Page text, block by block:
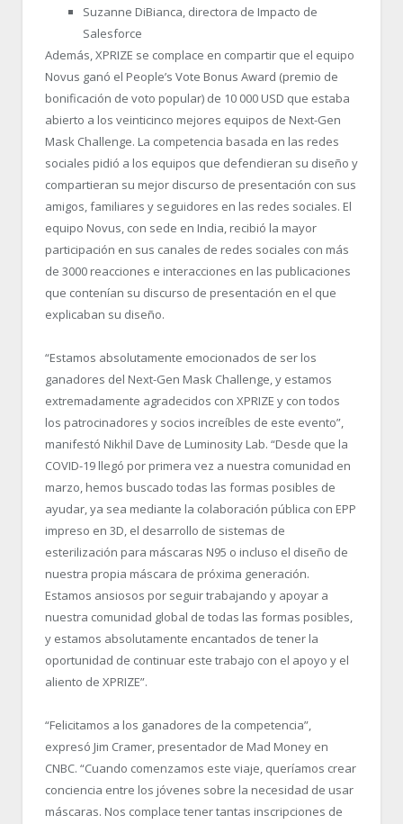
Suzanne DiBianca, directora de Impacto de
Salesforce
Además, XPRIZE se complace en compartir que el equipo
Novus ganó el People’s Vote Bonus Award (premio de
bonificación de voto popular) de 10 000 USD que estaba
abierto a los veinticinco mejores equipos de Next-Gen
Mask Challenge. La competencia basada en las redes
sociales pidió a los equipos que defendieran su diseño y
compartieran su mejor discurso de presentación con sus
amigos, familiares y seguidores en las redes sociales. El
equipo Novus, con sede en India, recibió la mayor
participación en sus canales de redes sociales con más
de 3000 reacciones e interacciones en las publicaciones
que contenían su discurso de presentación en el que
explicaban su diseño.
“Estamos absolutamente emocionados de ser los
ganadores del Next-Gen Mask Challenge, y estamos
extremadamente agradecidos con XPRIZE y con todos
los patrocinadores y socios increíbles de este evento”,
manifestó Nikhil Dave de Luminosity Lab. “Desde que la
COVID-19 llegó por primera vez a nuestra comunidad en
marzo, hemos buscado todas las formas posibles de
ayudar, ya sea mediante la colaboración pública con EPP
impreso en 3D, el desarrollo de sistemas de
esterilización para máscaras N95 o incluso el diseño de
nuestra propia máscara de próxima generación.
Estamos ansiosos por seguir trabajando y apoyar a
nuestra comunidad global de todas las formas posibles,
y estamos absolutamente encantados de tener la
oportunidad de continuar este trabajo con el apoyo y el
aliento de XPRIZE”.
“Felicitamos a los ganadores de la competencia”,
expresó Jim Cramer, presentador de Mad Money en
CNBC. “Cuando comenzamos este viaje, queríamos crear
conciencia entre los jóvenes sobre la necesidad de usar
máscaras. Nos complace tener tantas inscripciones de